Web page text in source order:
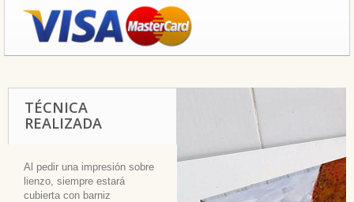
TÉCNICA
REALIZADA
Al pedir una impresión sobre
lienzo, siempre estará
cubierta con barniz